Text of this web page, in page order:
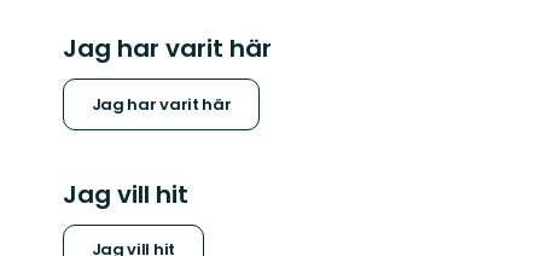
Jag har varit här
Jag har varit här
Jag vill hit
Jag vill hit